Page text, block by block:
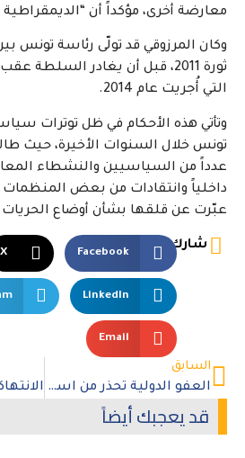
معارضة أخرى، مؤكداً أن
ثورة 2011، قبل أن يغادر السلطة
التي أُجريت عام 2014.
وتأتي هذه الأحكام في ظل توترات
تونس خلال السنوات الأخيرة، حيث
عدداً من السياسيين والنشطاء
داخلياً وانتقادات من بعض المنظمات
عبّرت عن قلقها بشأن أوضاع الحريات
شارك
Facebook
X
LinkedIn
Email
السابق
العفو الدولية تحذر من استهداف منشآت الطاقة
قد يعجبك أيضاً